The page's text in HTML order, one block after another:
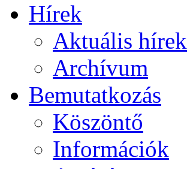
Hírek
Aktuális hírek
Archívum
Bemutatkozás
Köszöntő
Információk